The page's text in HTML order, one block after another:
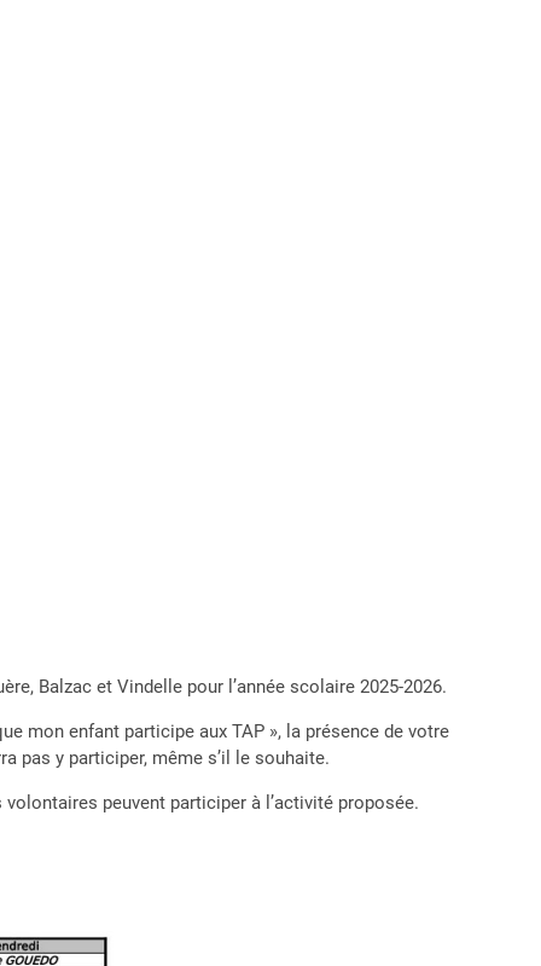
Balzac et Vindelle pour l’année scolaire 2025-2026.
mon enfant participe aux TAP », la présence de votre
pas y participer, même s’il le souhaite.
peuvent participer à l’activité proposée.